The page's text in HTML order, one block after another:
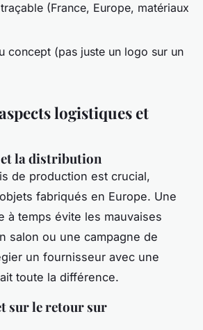
(France, Europe, matériaux
concept (pas juste un logo sur un
logistiques et
et la distribution
de production est crucial,
fabriqués en Europe. Une
à temps évite les mauvaises
salon ou une campagne de
un fournisseur avec une
toute la différence.
sur le retour sur